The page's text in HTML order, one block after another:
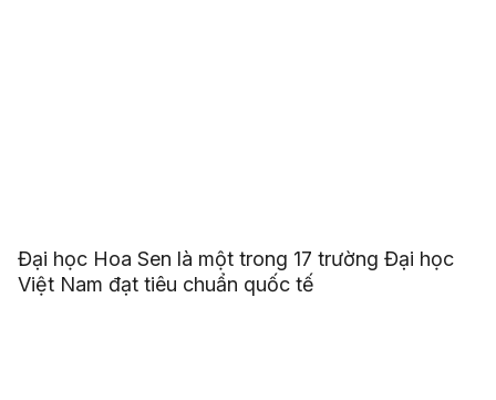
Đại học Hoa Sen là một trong 17 trường Đại học
Việt Nam đạt tiêu chuẩn quốc tế